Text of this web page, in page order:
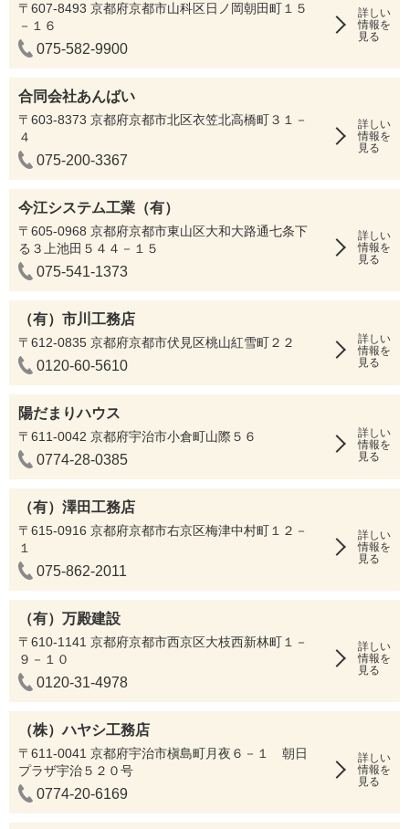
〒607-8493 京都府京都市山科区日ノ岡朝田町１５
－１６
075-582-9900
詳しい
情報を
見る
合同会社あんばい
〒603-8373 京都府京都市北区衣笠北高橋町３１－
４
075-200-3367
詳しい
情報を
見る
今江システム工業（有）
〒605-0968 京都府京都市東山区大和大路通七条下
る３上池田５４４－１５
075-541-1373
詳しい
情報を
見る
（有）市川工務店
〒612-0835 京都府京都市伏見区桃山紅雪町２２
0120-60-5610
詳しい
情報を
見る
陽だまりハウス
〒611-0042 京都府宇治市小倉町山際５６
0774-28-0385
詳しい
情報を
見る
（有）澤田工務店
〒615-0916 京都府京都市右京区梅津中村町１２－
１
075-862-2011
詳しい
情報を
見る
（有）万殿建設
〒610-1141 京都府京都市西京区大枝西新林町１－
９－１０
0120-31-4978
詳しい
情報を
見る
（株）ハヤシ工務店
〒611-0041 京都府宇治市槇島町月夜６－１ 朝日
プラザ宇治５２０号
0774-20-6169
詳しい
情報を
見る